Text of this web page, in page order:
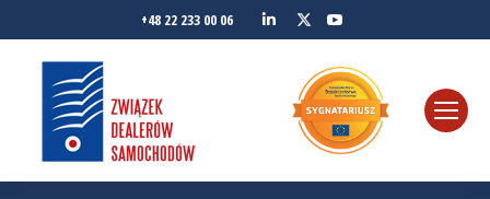
+48 22 233 00 06
Linkedin
Twitter